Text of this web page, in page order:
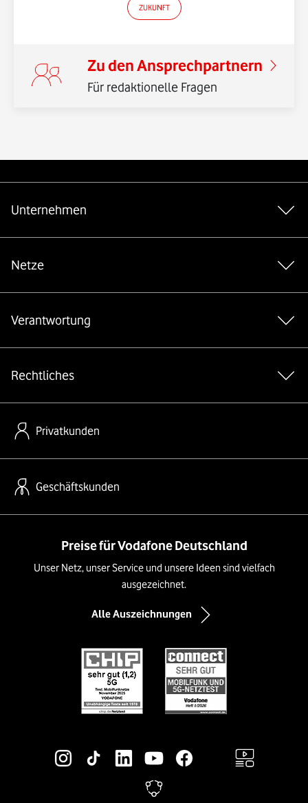
ZUKUNFT
Zu den Ansprechpartnern
Für redaktionelle Fragen
Unternehmen
Netze
Verantwortung
Rechtliches
Privatkunden
Geschäftskunden
Preise für Vodafone Deutschland
Unser Netz, unser Service und unsere Ideen sind vielfach
ausgezeichnet.
Alle Auszeichnungen
Social-Media-Links